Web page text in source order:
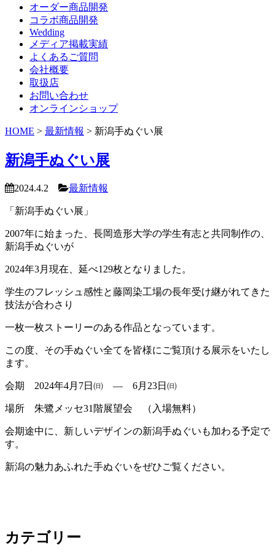
オーダー商品開発
コラボ商品開発
Wedding
メディア掲載実績
よくあるご質問
会社概要
取扱店
お問い合わせ
オンラインショップ
HOME > 最新情報 > 新潟手ぬぐい展
新潟手ぬぐい展
2024.4.2 最新情報
「新潟手ぬぐい展」
2007年に始まった、長岡造形大学の学生有志と共同制作の、
新潟手ぬぐいが
2024年3月現在、延べ129枚となりました。
学生のフレッシュ感性と藤岡染工場の長年受け継がれてきた
技法が合わさり
一枚一枚ストーリーのある作品となっています。
この度、その手ぬぐい全てを皆様にご覧頂ける展示をいたし
ます。
会期 2024年4月7日㈰ ― 6月23日㈰
場所 朱鷺メッセ31階展望会 （入場無料）
会期途中に、新しいデザインの新潟手ぬぐいも加わる予定で
す。
新潟の魅力あふれた手ぬぐいをぜひご覧ください。
カテゴリー